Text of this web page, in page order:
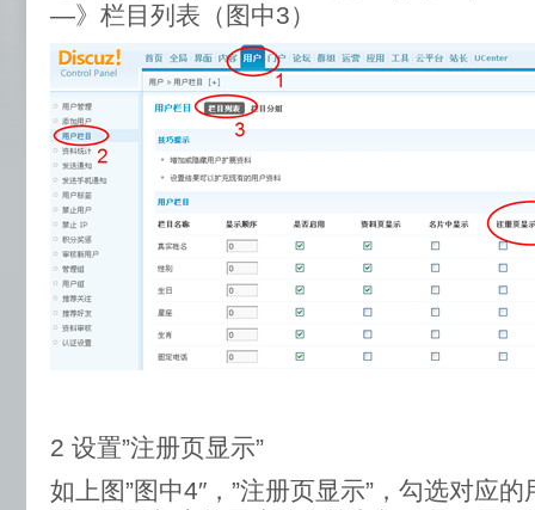
—》栏目列表（图中3）
2 设置”注册页显示”
如上图”图中4″，”注册页显示”，勾选对应